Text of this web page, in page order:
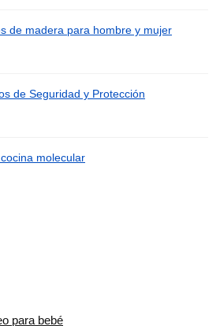
de madera para hombre y mujer
de Seguridad y Protección
molecular
para bebé